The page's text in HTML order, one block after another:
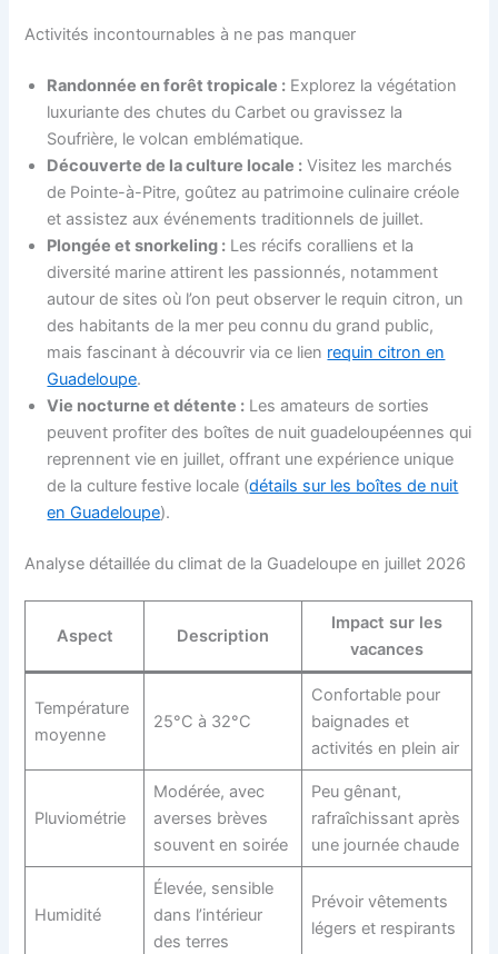
Activités incontournables à ne pas manquer
Randonnée en forêt tropicale : Explorez la végétation
luxuriante des chutes du Carbet ou gravissez la
Soufrière, le volcan emblématique.
Découverte de la culture locale : Visitez les marchés
de Pointe-à-Pitre, goûtez au patrimoine culinaire créole
et assistez aux événements traditionnels de juillet.
Plongée et snorkeling : Les récifs coralliens et la
diversité marine attirent les passionnés, notamment
autour de sites où l’on peut observer le requin citron, un
des habitants de la mer peu connu du grand public,
mais fascinant à découvrir via ce lien requin citron en
Guadeloupe.
Vie nocturne et détente : Les amateurs de sorties
peuvent profiter des boîtes de nuit guadeloupéennes qui
reprennent vie en juillet, offrant une expérience unique
de la culture festive locale (détails sur les boîtes de nuit
en Guadeloupe).
Analyse détaillée du climat de la Guadeloupe en juillet 2026
Aspect Description
Impact sur les
vacances
Température
moyenne
25°C à 32°C
Confortable pour
baignades et
activités en plein air
Pluviométrie
Modérée, avec
averses brèves
souvent en soirée
Peu gênant,
rafraîchissant après
une journée chaude
Humidité
Élevée, sensible
dans l’intérieur
des terres
Prévoir vêtements
légers et respirants